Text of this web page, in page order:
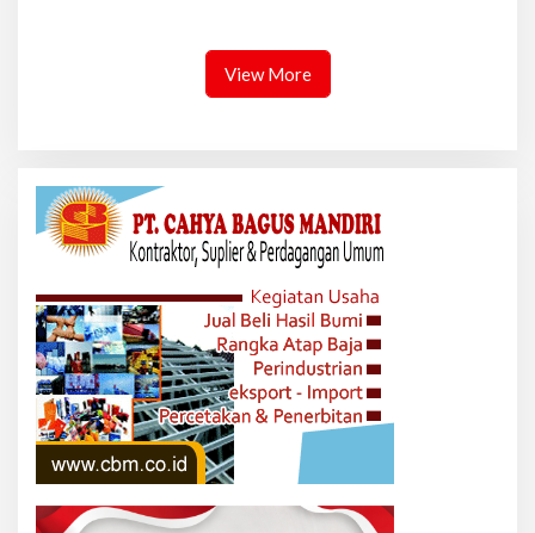
View More